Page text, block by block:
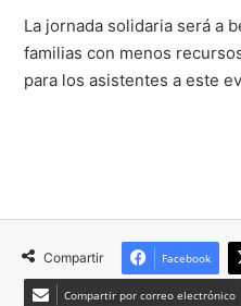
La jornada solidaria será a
familias con menos
para los asistentes a este
Compartir Facebook
Compartir por correo electrónico